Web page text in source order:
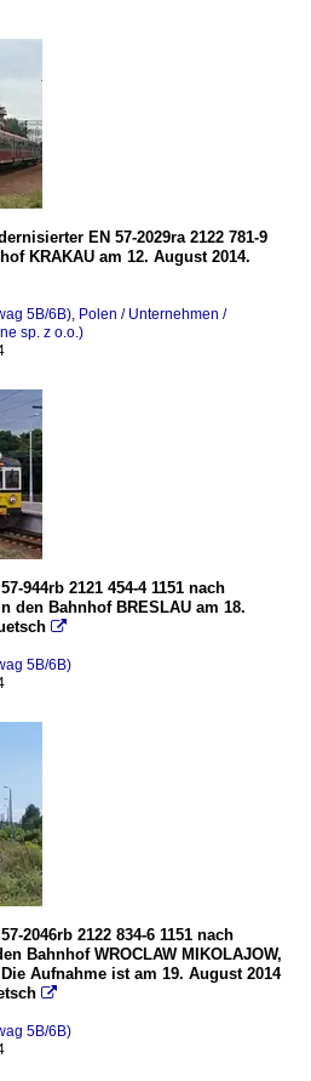
EN 57-2029ra 2122 781-9
KRAKAU am 12. August 2014.
5B/6B), Polen / Unternehmen /
sp. z o.o.)
944rb 2121 454-4 1151 nach
den Bahnhof BRESLAU am 18.

5B/6B)
2046rb 2122 834-6 1151 nach
Bahnhof WROCLAW MIKOLAJOW,
Aufnahme ist am 19. August 2014

5B/6B)